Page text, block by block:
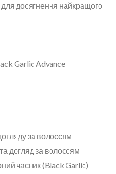
досягнення найкращого
Garlic Advance
за волоссям
догляд за волоссям
часник (Black Garlic)